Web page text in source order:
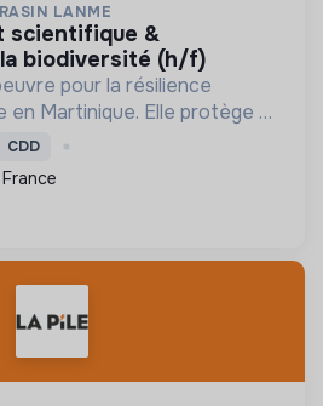
LANME
biodiversité (h/f)
pour la résilience
en Martinique. Elle protège et
marins et côtiers,
mobilise les citoyens pour un
CDD